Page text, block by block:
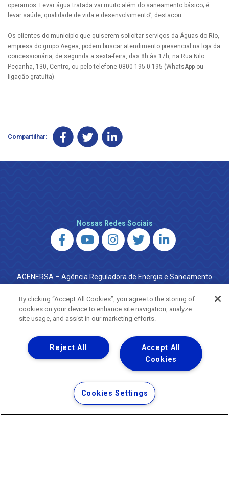
operamos. Levar água tratada vai muito além do saneamento básico; é
levar saúde, qualidade de vida e desenvolvimento”, destacou.
Os clientes do município que quiserem solicitar serviços da Águas do Rio,
empresa do grupo Aegea, podem buscar atendimento presencial na loja da
concessionária, de segunda a sexta-feira, das 8h às 17h, na Rua Nilo
Peçanha, 130, Centro, ou pelo telefone 0800 195 0 195 (WhatsApp ou
ligação gratuita).
Compartilhar:
Nossas Redes Sociais
AGENERSA – Agência Reguladora de Energia e Saneamento
do Estado do Rio de Janeiro
0800 024 9040 · (21) 2332-6457 (WhatsApp) ·
ouvidoria@agenersa.rj.gov.br/ouvidoria.agenersa@gmail.com
·http://www.agenersa.rj.gov.br
Uma empresa
Copyright ® 2026 - Todos os Direitos Reservados.
Termos Gerais de Uso de Sites e Aplicativos
Política de Privacidade e Proteção de Dados
By clicking “Accept All Cookies”, you agree to the storing of
cookies on your device to enhance site navigation, analyze
site usage, and assist in our marketing efforts.
Accept All
Cookies
Reject All
Cookies Settings